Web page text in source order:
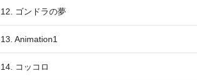
12. ゴンドラの夢
13. Animation1
14. コッコロ